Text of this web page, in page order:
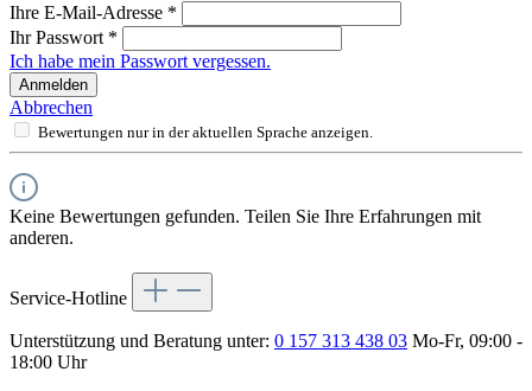
Ihre E-Mail-Adresse *
Ihr Passwort *
Ich habe mein Passwort vergessen.
Anmelden
Abbrechen
Bewertungen nur in der aktuellen Sprache anzeigen.
Keine Bewertungen gefunden. Teilen Sie Ihre Erfahrungen mit
anderen.
Service-Hotline
Unterstützung und Beratung unter: 0 157 313 438 03 Mo-Fr, 09:00 -
18:00 Uhr